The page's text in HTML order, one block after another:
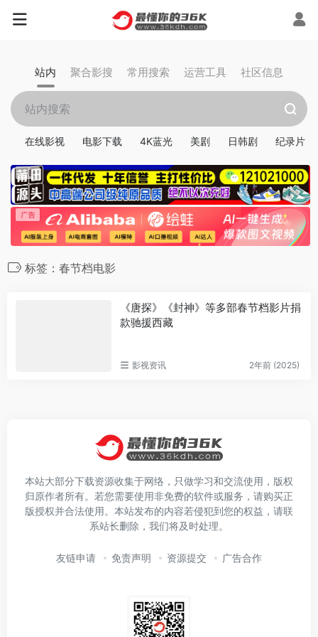
站内 聚合影搜 常用搜索 运营工具 社区信息
在线影视 电影下载 4K蓝光 美剧 日韩剧 纪录片
标签：春节档电影
《唐探》《封神》等多部春节档影片捐
款驰援西藏
影视资讯 2年前 (2025)
本站大部分下载资源收集于网络，只做学习和交流使用，版权
归原作者所有。若您需要使用非免费的软件或服务，请购买正
版授权并合法使用。本站发布的内容若侵犯到您的权益，请联
系站长删除，我们将及时处理。
友链申请 免责声明 资源提交 广告合作